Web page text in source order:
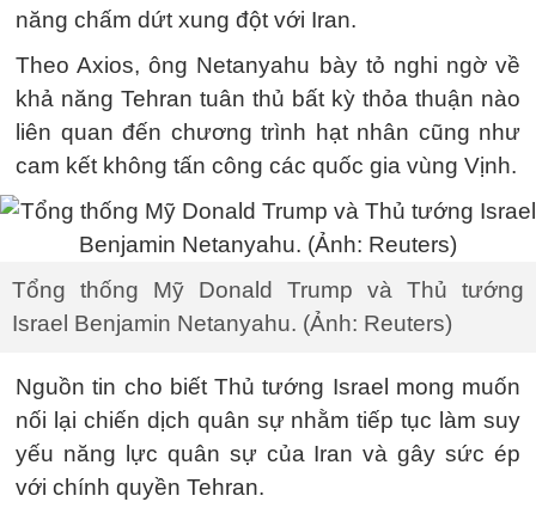
năng chấm dứt xung đột với Iran.
Theo Axios, ông Netanyahu bày tỏ nghi ngờ về
khả năng Tehran tuân thủ bất kỳ thỏa thuận nào
liên quan đến chương trình hạt nhân cũng như
cam kết không tấn công các quốc gia vùng Vịnh.
Tổng thống Mỹ Donald Trump và Thủ tướng
Israel Benjamin Netanyahu. (Ảnh: Reuters)
Nguồn tin cho biết Thủ tướng Israel mong muốn
nối lại chiến dịch quân sự nhằm tiếp tục làm suy
yếu năng lực quân sự của Iran và gây sức ép
với chính quyền Tehran.